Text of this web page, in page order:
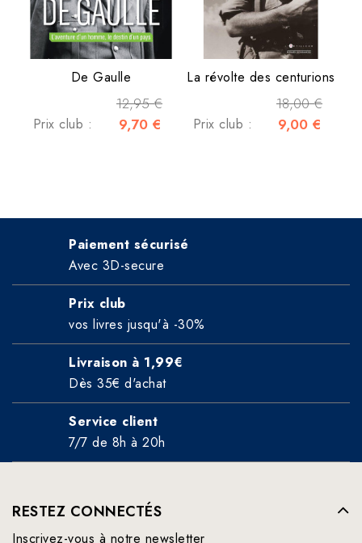
De Gaulle
12,95 €
Prix club : 9,70 €
La révolte des centurions
18,00 €
Prix club : 9,00 €
Paiement sécurisé
Avec 3D-secure
Prix club
vos livres jusqu'à -30%
Livraison à 1,99€
Dès 35€ d'achat
Service client
7/7 de 8h à 20h
RESTEZ CONNECTÉS
Inscrivez-vous à notre newsletter